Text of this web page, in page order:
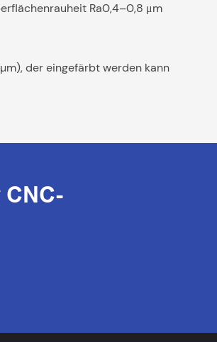
Ra0,4–0,8 μm
der eingefärbt werden kann